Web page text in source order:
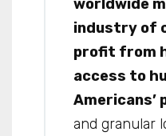
worldwide
industry of
profit from
access to
Americans’
and granular